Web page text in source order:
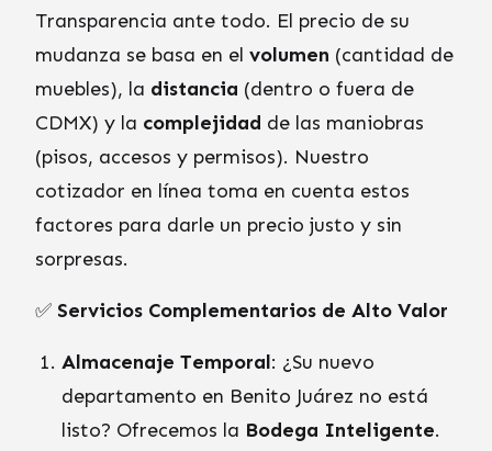
Transparencia ante todo. El precio de su
mudanza se basa en el volumen (cantidad de
muebles), la distancia (dentro o fuera de
CDMX) y la complejidad de las maniobras
(pisos, accesos y permisos). Nuestro
cotizador en línea toma en cuenta estos
factores para darle un precio justo y sin
sorpresas.
✅ Servicios Complementarios de Alto Valor
Almacenaje Temporal: ¿Su nuevo
departamento en Benito Juárez no está
listo? Ofrecemos la Bodega Inteligente.